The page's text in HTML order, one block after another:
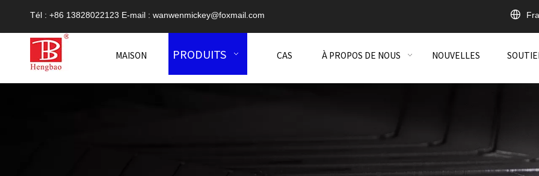
Tél : +86 13828022123 E-mail : wanwenmickey@foxmail.com
MAISON PRODUITS CAS À PROPOS DE NOUS NOUVELLES